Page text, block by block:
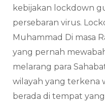
kebijakan lockdown
persebaran virus.
Muhammad Di masa
yang pernah
melarang para
wilayah yang terkena
berada di tempat